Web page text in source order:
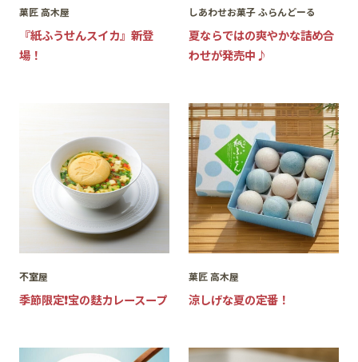
菓匠 高木屋
『紙ふうせんスイカ』新登
場！
しあわせお菓子 ふらんどーる
夏ならではの爽やかな詰め合
わせが発売中♪
不室屋
季節限定❗️宝の麩カレースープ
菓匠 高木屋
涼しげな夏の定番！